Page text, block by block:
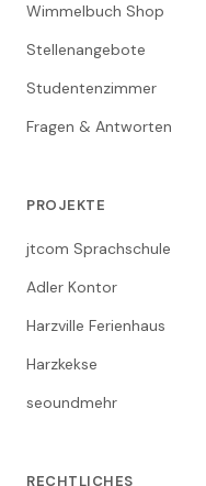
Wimmelbuch Shop
Stellenangebote
Studentenzimmer
Fragen & Antworten
PROJEKTE
jtcom Sprachschule
Adler Kontor
Harzville Ferienhaus
Harzkekse
seoundmehr
RECHTLICHES